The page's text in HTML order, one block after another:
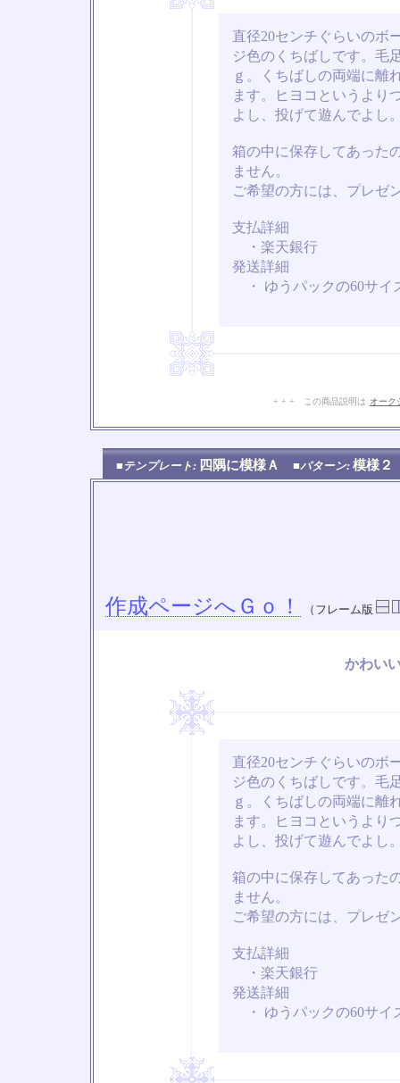
直径20センチぐらいのボ
ジ色のくちばしです。毛
ｇ。くちばしの両端に離
ます。ヒヨコというより
よし、投げて遊んでよし
箱の中に保存してあった
ません。
ご希望の方には、プレゼ
支払詳細
・楽天銀行
発送詳細
・ ゆうパックの60サイ
+ + + この商品説明は オーク
■テンプレート: 四隅に模様Ａ ■パターン: 模様
作成ページへＧｏ！ （フレーム版
かわい
直径20センチぐらいのボ
ジ色のくちばしです。毛
ｇ。くちばしの両端に離
ます。ヒヨコというより
よし、投げて遊んでよし
箱の中に保存してあった
ません。
ご希望の方には、プレゼ
支払詳細
・楽天銀行
発送詳細
・ ゆうパックの60サイ